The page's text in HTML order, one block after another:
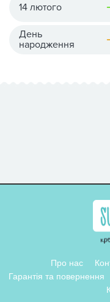
14 лютого
День
народження
Про нас
Гарантія та повернення